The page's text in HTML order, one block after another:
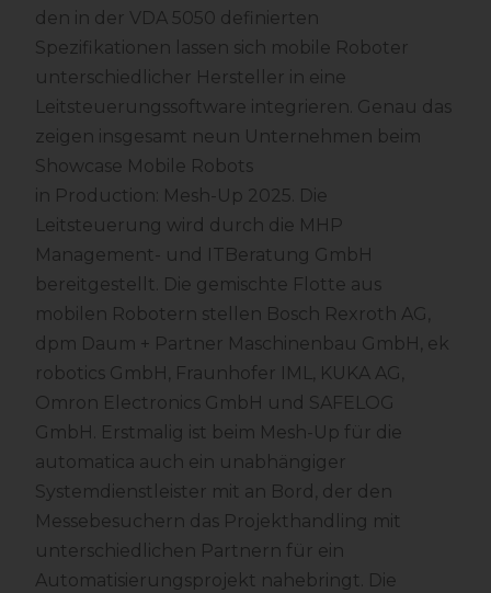
den in der VDA 5050 definierten
Spezifikationen lassen sich mobile Roboter
unterschiedlicher Hersteller in eine
Leitsteuerungssoftware integrieren. Genau das
zeigen insgesamt neun Unternehmen beim
Showcase Mobile Robots
in Production: Mesh-Up 2025. Die
Leitsteuerung wird durch die MHP
Management- und ITBeratung GmbH
bereitgestellt. Die gemischte Flotte aus
mobilen Robotern stellen Bosch Rexroth AG,
dpm Daum + Partner Maschinenbau GmbH, ek
robotics GmbH, Fraunhofer IML, KUKA AG,
Omron Electronics GmbH und SAFELOG
GmbH. Erstmalig ist beim Mesh-Up für die
automatica auch ein unabhängiger
Systemdienstleister mit an Bord, der den
Messebesuchern das Projekthandling mit
unterschiedlichen Partnern für ein
Automatisierungsprojekt nahebringt. Die